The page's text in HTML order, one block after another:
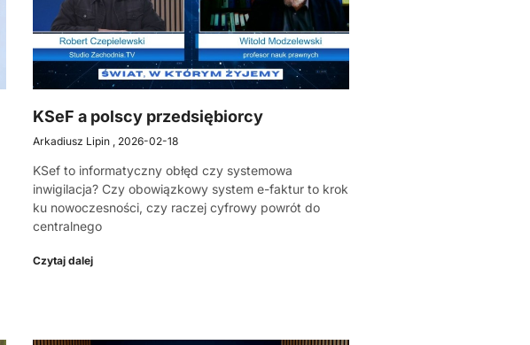
KSeF a polscy przedsiębiorcy
Arkadiusz Lipin 2026-02-18
KSef to informatyczny obłęd czy systemowa
inwigilacja? Czy obowiązkowy system e-faktur to krok
ku nowoczesności, czy raczej cyfrowy powrót do
centralnego
Czytaj dalej